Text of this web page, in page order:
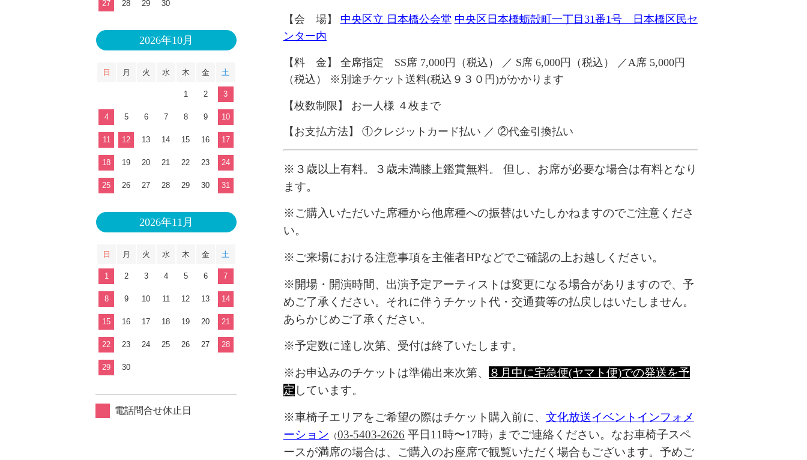
【会 場】 中央区立 日本橋公会堂 中央区日本橋蛎殻町一丁目31番1号 日本橋区民セ
ンター内
【料 金】 全席指定 SS席 7,000円（税込） ／ S席 6,000円（税込） ／A席 5,000円
（税込）
※別途チケット送料(税込 ９３０ 円)がかかります
【枚数制限】 お一人様 ４枚まで
【お支払方法】 ①クレジットカード払い ／ ②代金引換払い
※３ 歳以上有料。３歳未満膝上鑑賞無料。 但し、お席が必要な場合は有料となり
ます。
※ご購入いただいた席種から他席種への振替はいたしかねますのでご注意くださ
い。
※ご来場における注意事項を主催者HPなどでご確認の上お越しください。
※開場・開演時間、出演予定アーティストは変更になる場合がありますので、予
めご了承ください。 それに伴うチケット代・交通費等の払戻しはいたしません。
あらかじめご了承ください。
※予定数に達し次第、受付は終了いたします。
※お申込みのチケットは準備出来次第、
８月中に宅急便(ヤマト便)での発送を予
定 しています。
※車椅子エリアをご希望の際はチケット購入前に、 文化放送イベントインフォメ
ーション （03-5403-2626 平日11時〜17時） までご連絡ください。なお車椅子スペ
ースが満席の場合は、ご購入のお座席で観覧いただく場合もございます。予めご
27 28 29 30
2026年10月
日 月 火 水 木 金 土
1 2 3
4 5 6 7 8 9 10
11 12 13 14 15 16 17
18 19 20 21 22 23 24
25 26 27 28 29 30 31
2026年11月
日 月 火 水 木 金 土
1 2 3 4 5 6 7
8 9 10 11 12 13 14
15 16 17 18 19 20 21
22 23 24 25 26 27 28
29 30
電話問合せ休止日